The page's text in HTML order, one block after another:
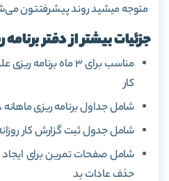
متوجه میشید روند پیشرفتتون
جزئیات بیشتر از دفتر
مناسب برای 3 ماه
کار
شامل جداول برنامه ریزی ماهانه
شامل جدول ثبت گزارش کار
شامل صفحات تمرین برای
حذف عادات بد